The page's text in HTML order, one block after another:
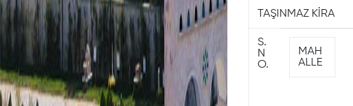
TAŞINMAZ KİRA
S.
N
O.
MAH
ALLE